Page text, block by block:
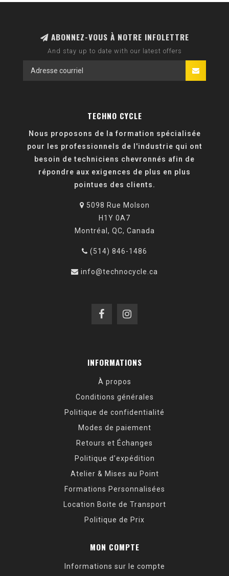
ABONNEZ-VOUS À NOTRE INFOLETTRE
And stay up to date with our latest offers
TECHNO CYCLE
Nous proposons de la formation spécialisée
pour les professionnels de l'industrie qui ont
besoin de techniciens chevronnés afin de
répondre aux exigences de plus en plus
pointues des clients.
5098 Rue Molson
H1Y 0A7
Montréal, QC, Canada
(514) 846-1486
info@technocycle.ca
INFORMATIONS
À propos
Conditions générales
Politique de confidentialité
Modes de paiement
Retours et Échanges
Politique d’expédition
Atelier & Mises au Point
Formations Personnalisées
Location Boite de Transport
Politique de Prix
MON COMPTE
Informations sur le compte